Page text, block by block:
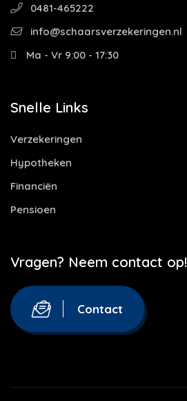
0481-465222
info@schaarsverzekeringen.nl
Ma - Vr 9:00 - 17:30
Snelle Links
Verzekeringen
Hypotheken
Financiën
Pensioen
Vragen? Neem contact op!
Contact